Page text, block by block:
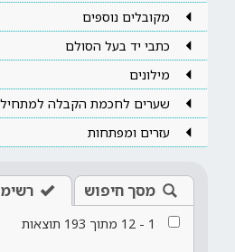
מקובלים נוספים
כתבי יד בעל הסולם
מילונים
שערים לחכמת הקבלה
עזרים ומפתחות
מסך חיפוש
1
-
12 מתוך 193 תוצאות